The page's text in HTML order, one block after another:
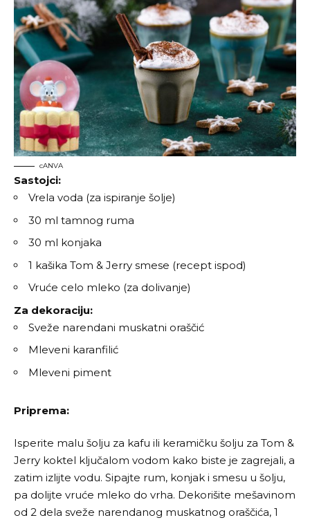
cANVA
Sastojci:
Vrela voda (za ispiranje šolje)
30 ml tamnog ruma
30 ml konjaka
1 kašika Tom & Jerry smese (recept ispod)
Vruće celo mleko (za dolivanje)
Za dekoraciju:
Sveže narendani muskatni oraščić
Mleveni karanfilić
Mleveni piment
Priprema:
Isperite malu šolju za kafu ili keramičku šolju za Tom &
Jerry koktel ključalom vodom kako biste je zagrejali, a
zatim izlijte vodu. Sipajte rum, konjak i smesu u šolju,
pa dolijte vruće mleko do vrha. Dekorišite mešavinom
od 2 dela sveže narendanog muskatnog oraščića, 1